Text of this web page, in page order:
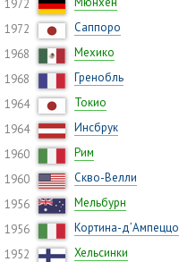
1972
1972
Саппоро
1968
Мехико
1968
Гренобль
1964
Токио
1964
Инсбрук
1960
Рим
1960
Скво-Велли
1956
Мельбурн
1956
Кортина-д’Ампеццо
1952
Хельсинки